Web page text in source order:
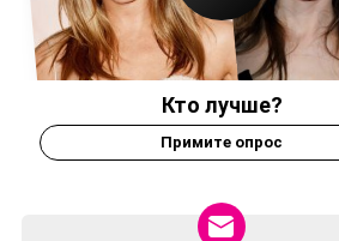
Кто лучше?
Примите опрос